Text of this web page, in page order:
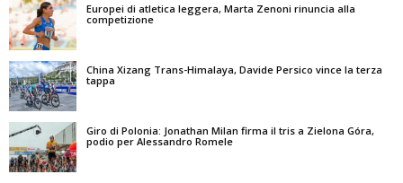
Europei di atletica leggera, Marta Zenoni rinuncia alla
competizione
China Xizang Trans-Himalaya, Davide Persico vince la terza
tappa
Giro di Polonia: Jonathan Milan firma il tris a Zielona Góra,
podio per Alessandro Romele